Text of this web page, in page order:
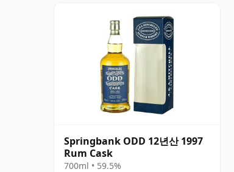
Springbank ODD 12년산 1997
Rum Cask
700ml • 59.5%